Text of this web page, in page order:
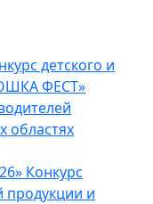
детского и
ФЕСТ»
областях
Конкурс
продукции и